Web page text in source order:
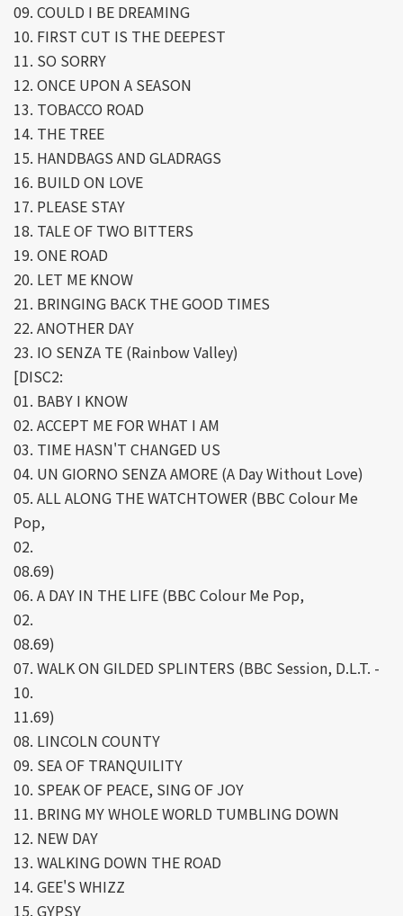
09. COULD I BE DREAMING
10. FIRST CUT IS THE DEEPEST
11. SO SORRY
12. ONCE UPON A SEASON
13. TOBACCO ROAD
14. THE TREE
15. HANDBAGS AND GLADRAGS
16. BUILD ON LOVE
17. PLEASE STAY
18. TALE OF TWO BITTERS
19. ONE ROAD
20. LET ME KNOW
21. BRINGING BACK THE GOOD TIMES
22. ANOTHER DAY
23. IO SENZA TE (Rainbow Valley)
[DISC2:
01. BABY I KNOW
02. ACCEPT ME FOR WHAT I AM
03. TIME HASN'T CHANGED US
04. UN GIORNO SENZA AMORE (A Day Without Love)
05. ALL ALONG THE WATCHTOWER (BBC Colour Me
Pop,
02.
08.69)
06. A DAY IN THE LIFE (BBC Colour Me Pop,
02.
08.69)
07. WALK ON GILDED SPLINTERS (BBC Session, D.L.T. -
10.
11.69)
08. LINCOLN COUNTY
09. SEA OF TRANQUILITY
10. SPEAK OF PEACE, SING OF JOY
11. BRING MY WHOLE WORLD TUMBLING DOWN
12. NEW DAY
13. WALKING DOWN THE ROAD
14. GEE'S WHIZZ
15. GYPSY